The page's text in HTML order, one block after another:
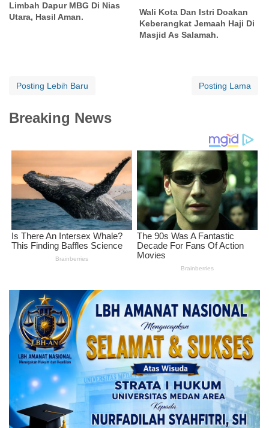
Limbah Dapur MBG Di Nias
Utara, Hasil Aman.
Wali Kota Dan Istri Doakan
Keberangkat Jemaah Haji Di
Masjid As Salamah.
Posting Lebih Baru Posting Lama
Breaking News